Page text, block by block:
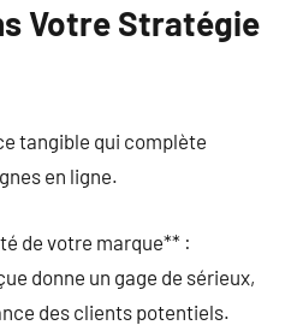
Votre Stratégie
tangible qui complète
en ligne.
de votre marque** :
donne un gage de sérieux,
des clients potentiels.